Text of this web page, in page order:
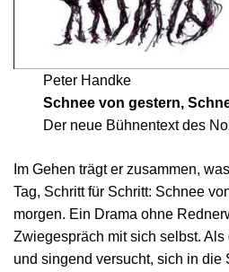
Peter Handke
Schnee von gestern,
Der neue Bühnentext des
Im Gehen trägt er zusammen,
Tag, Schritt für Schritt: Schnee
morgen. Ein Drama ohne
Zwiegespräch mit sich selbst.
und singend versucht, sich in die